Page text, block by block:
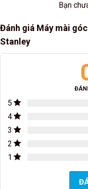
Bạn
Đánh giá Máy mài
Stanley
5
4
3
2
1